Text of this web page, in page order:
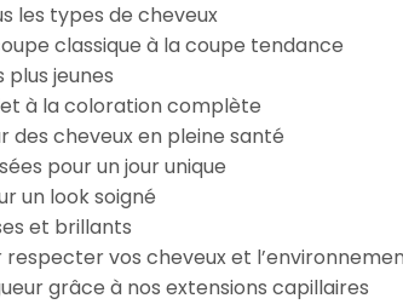
les types de cheveux
classique à la coupe tendance
jeunes
à la coloration complète
des cheveux en pleine santé
pour un jour unique
un look soigné
et brillants
vos cheveux et
grâce à nos extensions capillaires